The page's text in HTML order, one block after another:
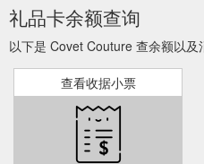
礼品卡余额查询
以下是 Covet Couture 查余额以及
查看收据小票